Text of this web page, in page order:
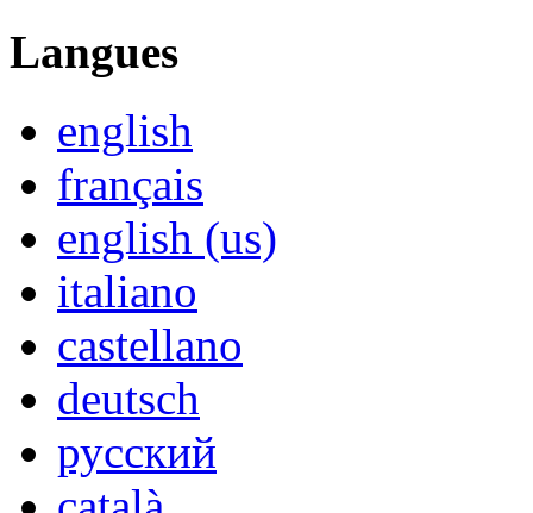
Langues
english
français
english (us)
italiano
castellano
deutsch
русский